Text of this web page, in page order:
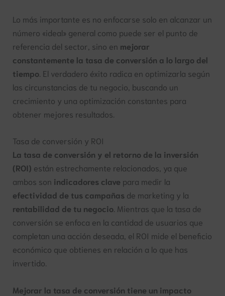
Lo más importante es no enfocarse solo en alcanzar un
número «ideal» general como puede ser el punto de
referencia del sector, sino en mejorar
constantemente la tasa de conversión a lo largo del
tiempo . El verdadero éxito radica en optimizarla según
las circunstancias de tu negocio, buscando un
crecimiento y una optimización constantes para
obtener mejores resultados.
Tasa de conversión y ROI
La tasa de conversión y el retorno de la inversión
(ROI) están estrechamente relacionados, ya que
ambos son indicadores clave para medir la
efectividad de tus campañas de marketing y la
rentabilidad de tu negocio. Mientras que la tasa de
conversión se enfoca en la cantidad de usuarios que
completan una acción deseada, el ROI mide el beneficio
económico que obtienes en relación a lo que has
invertido.
Mejorar la tasa de conversión tiene un impacto